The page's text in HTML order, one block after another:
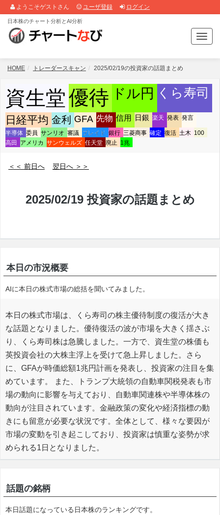
ようこそゲストさん ユーザ登録 ログイン
T
o
g
e
n
g
日本株のチャート分析とAI分析
HOME トレーダースキャン 2025/02/19の投資家の話題まとめ
資生堂優待 ドル円 くら寿司
日経平均 金利 GFA 先物 信用 日銀 楽天 発表 発言
半導体 委員 サンリオ 審議 プレイド 銀行 三菱商事 確定 復活 土木 100
高田
アメリカ サンウェルズ 任天堂 廃止 1兆
＜＜ 前日へ 翌日へ ＞＞
2025/02/19 投資家の話題まとめ
本日の市況概要
AIに本日の株式市場の総括を聞いてみました。
本日の株式市場は、くら寿司の株主優待制度の復活が大き
な話題となりました。優待復活の波が市場を大きく揺さぶ
り、くら寿司株は急騰しました。一方で、資生堂の株価も
英投資会社の大株主浮上を受けて急上昇しました。さら
に、GFAが時価総額1兆円計画を発表し、投資家の注目を集
めています。 また、トランプ大統領の自動車関税発表も市
場の動向に影響を与えており、自動車関連株や半導体株の
動向が注目されています。金融政策の変化や経済指標の動
きにも留意が必要な状況です。全体として、様々な要因が
市場の変動を引き起こしており、投資家は慎重な姿勢が求
められる1日となりました。
話題の銘柄
本日話題になっている日本株のランキングです。